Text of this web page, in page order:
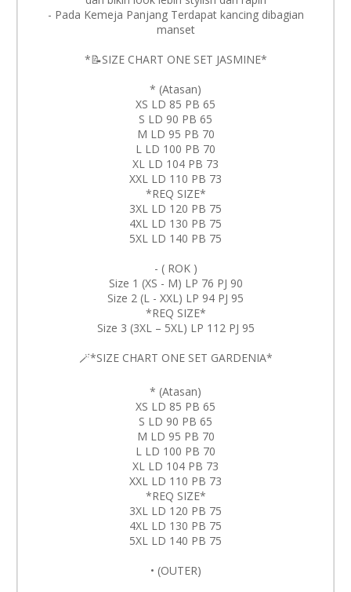
- Pada Kemeja Panjang Terdapat kancing dibagian
manset
*📝SIZE CHART ONE SET JASMINE*
* (Atasan)
XS LD 85 PB 65
S LD 90 PB 65
M LD 95 PB 70
L LD 100 PB 70
XL LD 104 PB 73
XXL LD 110 PB 73
*REQ SIZE*
3XL LD 120 PB 75
4XL LD 130 PB 75
5XL LD 140 PB 75
- ( ROK )
Size 1 (XS - M) LP 76 PJ 90
Size 2 (L - XXL) LP 94 PJ 95
*REQ SIZE*
Size 3 (3XL – 5XL) LP 112 PJ 95
🪄*SIZE CHART ONE SET GARDENIA*
* (Atasan)
XS LD 85 PB 65
S LD 90 PB 65
M LD 95 PB 70
L LD 100 PB 70
XL LD 104 PB 73
XXL LD 110 PB 73
*REQ SIZE*
3XL LD 120 PB 75
4XL LD 130 PB 75
5XL LD 140 PB 75
• (OUTER)